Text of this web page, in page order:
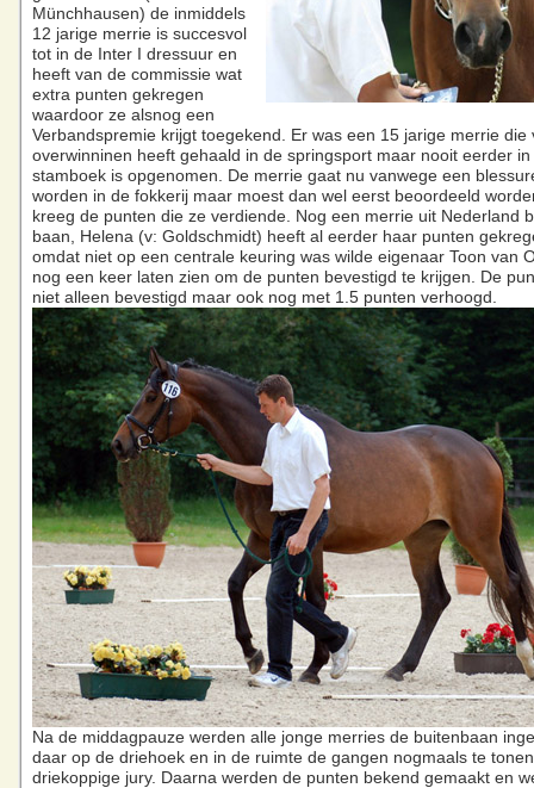
Münchhausen) de inmiddels
12 jarige merrie is succesvol
tot in de Inter I dressuur en
heeft van de commissie wat
extra punten gekregen
waardoor ze alsnog een
Verbandspremie krijgt toegekend. Er was een 15 jarige merrie die
overwinninen heeft gehaald in de springsport maar nooit eerder in
stamboek is opgenomen. De merrie gaat nu vanwege een
worden in de fokkerij maar moest dan wel eerst beoordeeld
kreeg de punten die ze verdiende. Nog een merrie uit Nederland
baan, Helena (v: Goldschmidt) heeft al eerder haar punten
omdat niet op een centrale keuring was wilde eigenaar Toon van
nog een keer laten zien om de punten bevestigd te krijgen. De
niet alleen bevestigd maar ook nog met 1.5 punten verhoogd.
Na de middagpauze werden alle jonge merries de buitenbaan
daar op de driehoek en in de ruimte de gangen nogmaals te
driekoppige jury. Daarna werden de punten bekend gemaakt en